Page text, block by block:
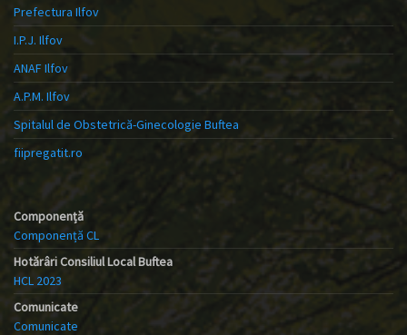
Prefectura Ilfov
I.P.J. Ilfov
ANAF Ilfov
A.P.M. Ilfov
Spitalul de Obstetrică-Ginecologie Buftea
fiipregatit.ro
Componență
Componență CL
Hotărâri Consiliul Local Buftea
HCL 2023
Comunicate
Comunicate